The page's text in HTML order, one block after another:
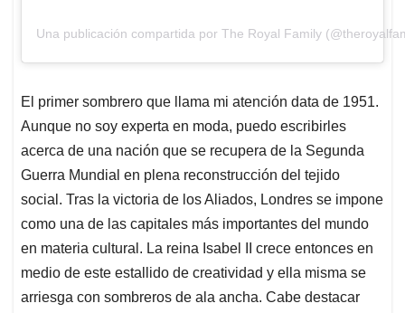
Una publicación compartida por The Royal Family
El primer sombrero que llama mi atención data de 1951.
Aunque no soy experta en moda, puedo escribirles
acerca de una nación que se recupera de la Segunda
Guerra Mundial en plena reconstrucción del tejido
social. Tras la victoria de los Aliados, Londres se impone
como una de las capitales más importantes del mundo
en materia cultural. La reina Isabel II crece entonces en
medio de este estallido de creatividad y ella misma se
arriesga con sombreros de ala ancha. Cabe destacar